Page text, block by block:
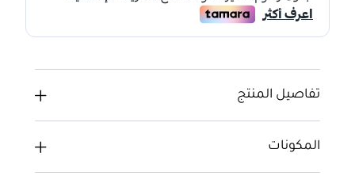
تفاصيل المنتج
المكونات